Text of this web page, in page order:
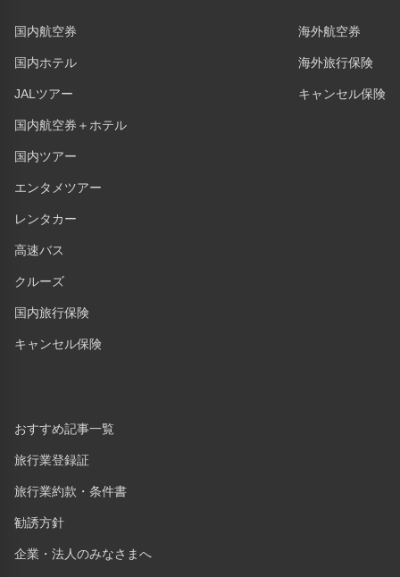
国内航空券
国内ホテル
JALツアー
国内航空券＋ホテル
国内ツアー
エンタメツアー
レンタカー
高速バス
クルーズ
国内旅行保険
キャンセル保険
おすすめ記事一覧
旅行業登録証
旅行業約款・条件書
勧誘方針
企業・法人のみなさまへ
海外航空券
海外旅行保険
キャンセル保険